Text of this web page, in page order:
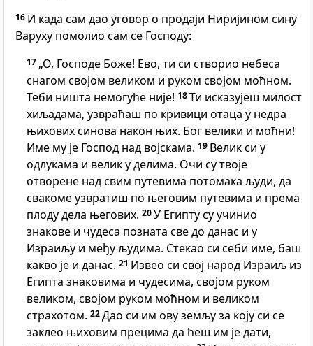
16 И када сам дао уговор о продаји Ниријином сину
Варуху помолио сам се Господу:
17 „О, Господе Боже! Ево, ти си створио небеса
снагом својом великом и руком својом моћном.
Теби ништа немогуће није! 18Ти исказујеш милост
хиљадама, узвраћаш по кривици отаца у недра
њихових синова након њих. Бог велики и моћни!
Име му је Господ над војскама. 19 Велик си у
одлукама и велик у делима. Очи су твоје
отворене над свим путевима потомака људи, да
свакоме узвратиш по његовим путевима и према
плоду дела његових. 20У Египту су учинио
знакове и чудеса позната све до данас и у
Израиљу и међу људима. Стекао си себи име, баш
какво је и данас. 21 Извео си свој народ Израиљ из
Египта знаковима и чудесима, својом руком
великом, својом руком моћном и великом
страхотом. 22Дао си им ову земљу за коју си се
заклео њиховим прецима да ћеш им је дати,